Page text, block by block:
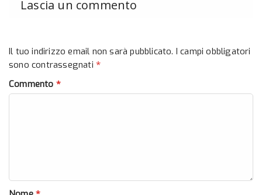
Lascia un commento
Il tuo indirizzo email non sarà pubblicato. I campi obbligatori
sono contrassegnati *
Commento *